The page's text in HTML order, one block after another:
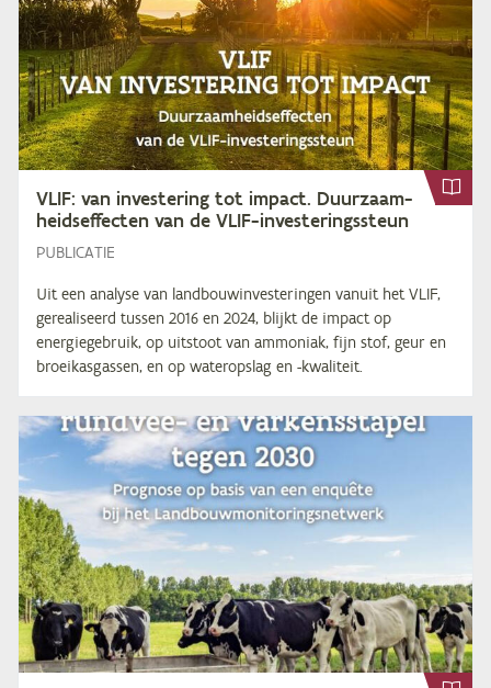
VLIF: van in­ves­te­ring tot im­pact. Duur­zaam­
heids­ef­fec­ten van de VLIF-investeringssteun
PUBLICATIE
Uit een analyse van landbouwinvesteringen vanuit het VLIF,
gerealiseerd tussen 2016 en 2024, blijkt de impact op
energiegebruik, op uitstoot van ammoniak, fijn stof, geur en
broeikasgassen, en op wateropslag en -kwaliteit.